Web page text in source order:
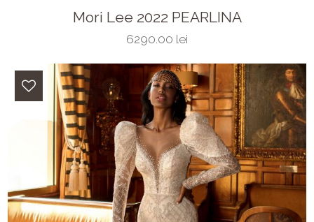
Mori Lee 2022 PEARLINA
6290.00 lei